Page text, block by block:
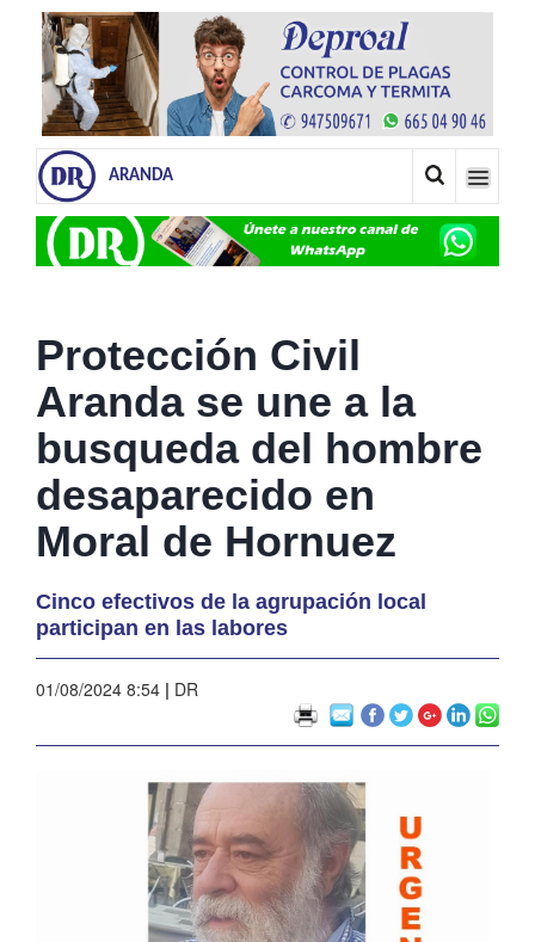
ARANDA
Protección Civil
Aranda se une a la
busqueda del hombre
desaparecido en
Moral de Hornuez
Cinco efectivos de la agrupación local
participan en las labores
01/08/2024 8:54 | DR